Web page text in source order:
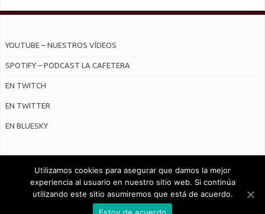
YOUTUBE – NUESTROS VÍDEOS
SPOTIFY – PODCAST LA CAFETERA
EN TWITCH
EN TWITTER
EN BLUESKY
© Radiocable en Internet S.L.
Utilizamos cookies para asegurar que damos la mejor
experiencia al usuario en nuestro sitio web. Si continúa
utilizando este sitio asumiremos que está de acuerdo.
Estoy de acuerdo